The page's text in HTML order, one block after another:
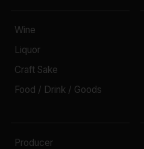
Wine
Liquor
Craft Sake
Food / Drink / Goods
Producer